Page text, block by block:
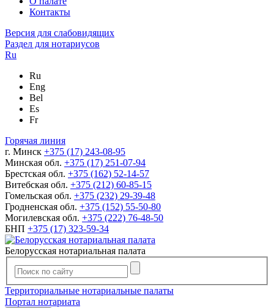
Контакты
Версия для слабовидящих
Раздел для нотариусов
Ru
Ru
Eng
Bel
Es
Fr
Горячая линия
г. Минск +375 (17) 243-08-95
Минская обл. +375 (17) 251-07-94
Брестская обл. +375 (162) 52-14-57
Витебская обл. +375 (212) 60-85-15
Гомельская обл. +375 (232) 29-39-48
Гродненская обл. +375 (152) 55-50-80
Могилевская обл. +375 (222) 76-48-50
БНП +375 (17) 323-59-34
Белорусская нотариальная палата
Территориальные нотариальные палаты
Портал нотариата